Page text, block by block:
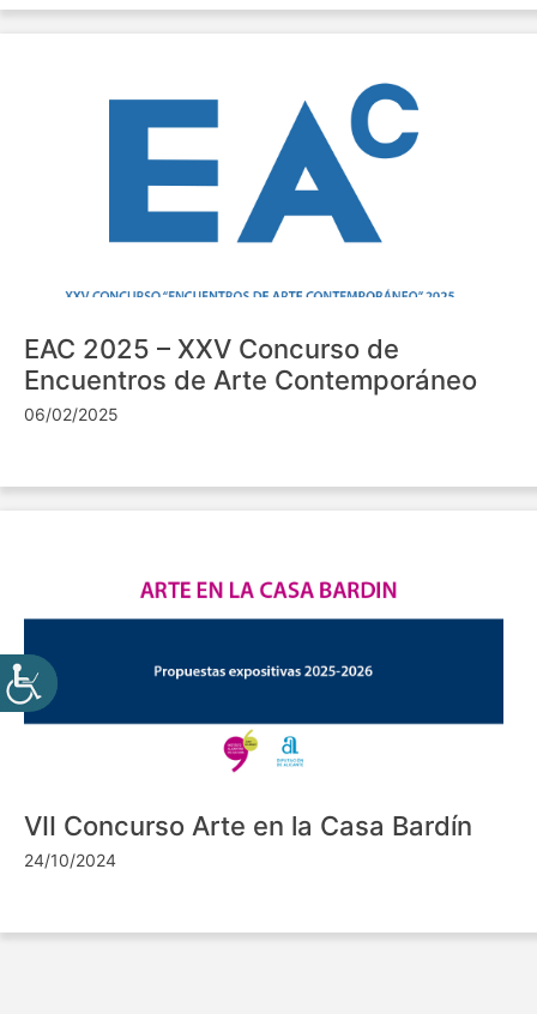
EAC 2025 – XXV Concurso de
Encuentros de Arte Contemporáneo
06/02/2025
VII Concurso Arte en la Casa Bardín
24/10/2024